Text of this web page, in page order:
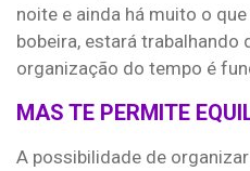
noite e ainda há muito o
bobeira, estará trabalhando
organização do tempo é
MAS TE PERMITE
A possibilidade de